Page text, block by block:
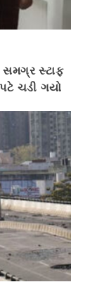
સમગ્ર સ્ટાફ
ચડી ગયો